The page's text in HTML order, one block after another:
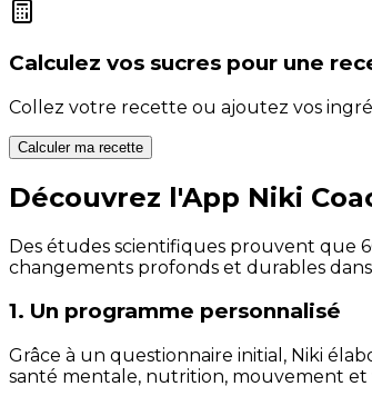
Calculez vos sucres pour une
Collez votre recette ou ajoutez vos
Calculer ma recette
Découvrez l'App Niki
Des études scientifiques prouvent que
changements profonds et durables dans
1. Un programme personnalisé
Grâce à un questionnaire initial, Niki
santé mentale, nutrition, mouvement et